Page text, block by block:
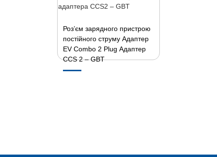
Роз’єм зарядного пристрою
постійного струму Адаптер
EV Combo 2 Plug Адаптер
CCS 2 – GBT